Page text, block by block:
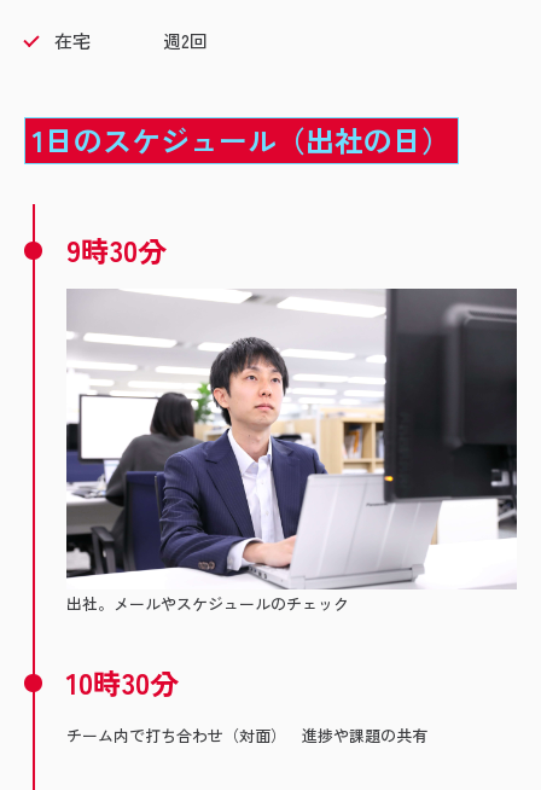
在宅 週2回
1日のスケジュール（出社の日）
9時30分
出社。メールやスケジュールのチェック
10時30分
チーム内で打ち合わせ（対面） 進捗や課題の共有